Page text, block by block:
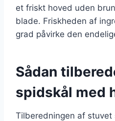
et friskt hoved uden
blade. Friskheden af
grad påvirke den
Sådan
spidskål med
Tilberedningen af